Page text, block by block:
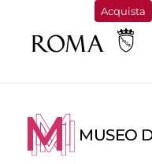
Acquista
MUSEO